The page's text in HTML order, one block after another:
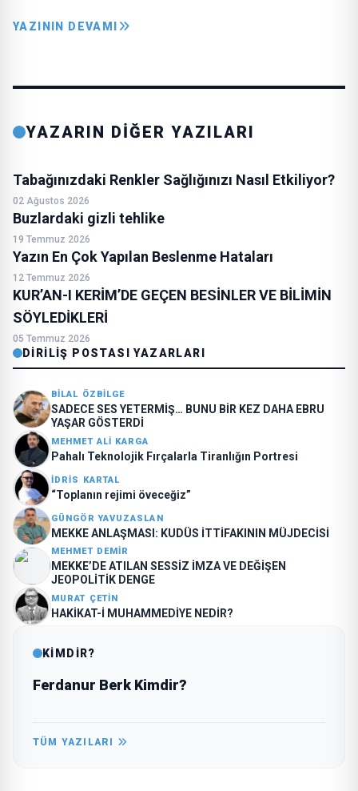
YAZININ DEVAMI
YAZARIN DİĞER YAZILARI
Tabağınızdaki Renkler Sağlığınızı Nasıl Etkiliyor?
02 Ağustos 2026
Buzlardaki gizli tehlike
19 Temmuz 2026
Yazın En Çok Yapılan Beslenme Hataları
12 Temmuz 2026
KUR’AN-I KERİM’DE GEÇEN BESİNLER VE BİLİMİN
SÖYLEDİKLERİ
05 Temmuz 2026
DIRILIŞ POSTASI YAZARLARI
BILAL ÖZBILGE
SADECE SES YETERMİŞ… BUNU BİR KEZ DAHA EBRU
YAŞAR GÖSTERDİ
MEHMET ALI KARGA
Pahalı Teknolojik Fırçalarla Tiranlığın Portresi
İDRIS KARTAL
“Toplanın rejimi öveceğiz”
GÜNGÖR YAVUZASLAN
MEKKE ANLAŞMASI: KUDÜS İTTİFAKININ MÜJDECİSİ
MEHMET DEMIR
MEKKE’DE ATILAN SESSİZ İMZA VE DEĞİŞEN
JEOPOLİTİK DENGE
MURAT ÇETIN
HAKİKAT-İ MUHAMMEDİYE NEDİR?
KİMDİR?
Ferdanur Berk Kimdir?
TÜM YAZILARI